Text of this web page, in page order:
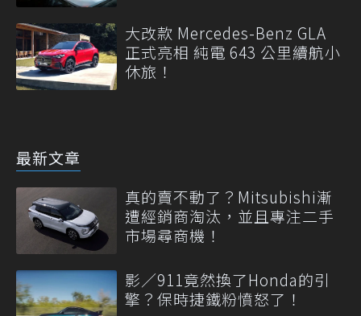
大改款 Mercedes-Benz GLA
正式亮相 純電 643 公里續航小
休旅！
最新文章
真的賣不動了？Mitsubishi漸
遭經銷商淘汰，並且專注二手
市場尋商機！
影／911竟然換了Honda的引
擎？保時捷鐵粉憤怒了！